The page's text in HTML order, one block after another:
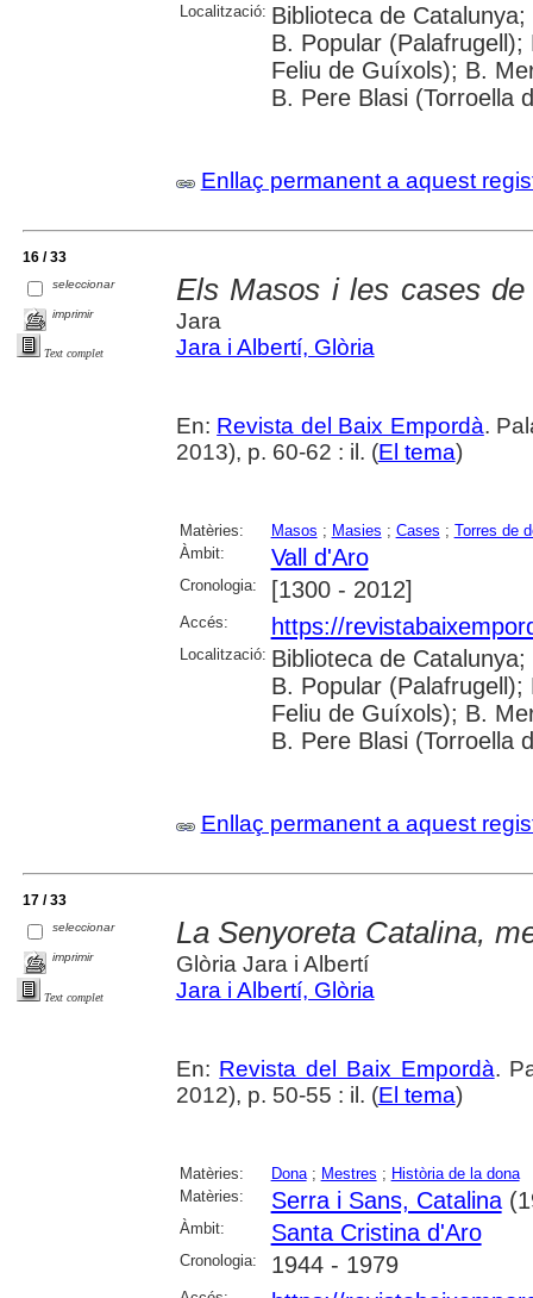
Localització: Biblioteca de
B. Popular
Feliu de Guíxols); B.
B. Pere Blasi (Torroella
Enllaç permanent a aquest
16 / 33
seleccionar
imprimir
Text complet
Els Masos i les cases
Jara
Jara i Albertí, Glòria
En: Revista del Baix Empordà.
2013), p. 60-62 : il. (El tema)
Matèries: Masos ; Masies ; Cases ; Torres de
Àmbit:
Vall d'Aro
Cronologia: [1300 - 2012]
Accés: https://
Localització: Biblioteca de
B. Popular
Feliu de Guíxols); B.
B. Pere Blasi (Torroella
Enllaç permanent a aquest
17 / 33
seleccionar
imprimir
Text complet
La Senyoreta Catalina,
Glòria Jara i Albertí
Jara i Albertí, Glòria
En: Revista del Baix Empordà.
2012), p. 50-55 : il. (El tema)
Matèries: Dona; Mestres ; Història de la dona
Matèries:
Serra i Sans, Catalina
Àmbit: Santa Cristina d'Aro
Cronologia: 1944 - 1979